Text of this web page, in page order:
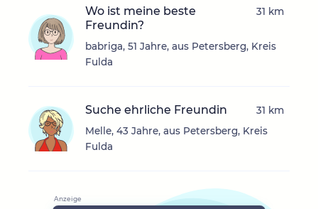
Wo ist meine beste
Freundin?
babriga, 51 Jahre, aus Petersberg, Kreis
Fulda
31 km
Suche ehrliche Freundin
Melle, 43 Jahre, aus Petersberg, Kreis
Fulda
31 km